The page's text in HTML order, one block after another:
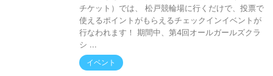
チケット）では、 松戸競輪場に行くだけで、投票で
使えるポイントがもらえるチェックインイベントが
行なわれます！ 期間中、第4回オールガールズクラ
シ ...
イベント